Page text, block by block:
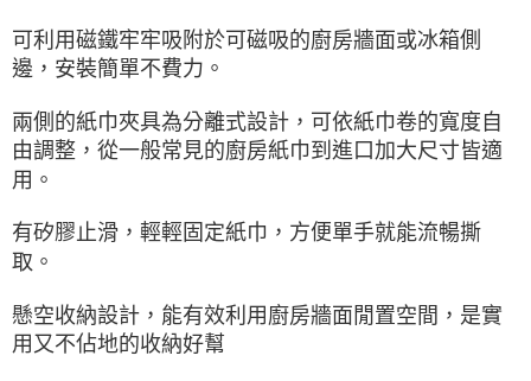
可利用磁鐵牢牢吸附於可磁吸的廚房牆面或冰箱側
邊，安裝簡單不費力。
兩側的紙巾夾具為分離式設計，可依紙巾卷的寬度自
由調整，從一般常見的廚房紙巾到進口加大尺寸皆適
用。
有矽膠止滑，輕輕固定紙巾，方便單手就能流暢撕
取。
懸空收納設計，能有效利用廚房牆面閒置空間，是實
用又不佔地的收納好幫